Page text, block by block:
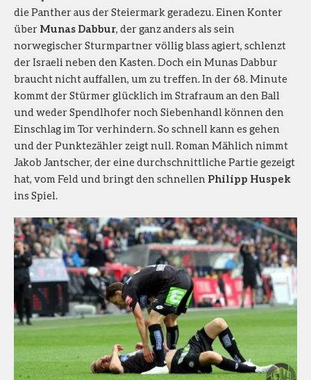
die Panther aus der Steiermark geradezu. Einen Konter
über Munas Dabbur, der ganz anders als sein
norwegischer Sturmpartner völlig blass agiert, schlenzt
der Israeli neben den Kasten. Doch ein Munas Dabbur
braucht nicht auffallen, um zu treffen. In der 68. Minute
kommt der Stürmer glücklich im Strafraum an den Ball
und weder Spendlhofer noch Siebenhandl können den
Einschlag im Tor verhindern. So schnell kann es gehen
und der Punktezähler zeigt null. Roman Mählich nimmt
Jakob Jantscher, der eine durchschnittliche Partie gezeigt
hat, vom Feld und bringt den schnellen Philipp Huspek
ins Spiel.